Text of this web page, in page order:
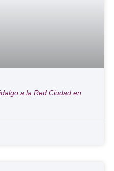
a la Red Ciudad en